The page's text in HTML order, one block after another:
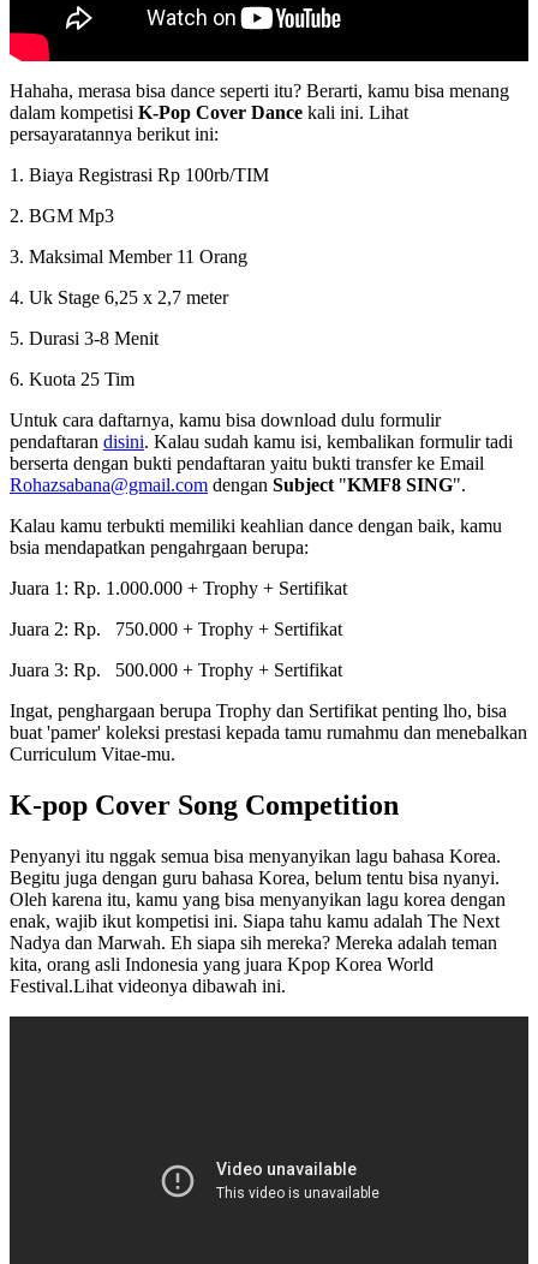
Hahaha, merasa bisa dance seperti itu? Berarti, kamu bisa menang
dalam kompetisi K-Pop Cover Dance kali ini. Lihat
persayaratannya berikut ini:
1. Biaya Registrasi Rp 100rb/TIM
2. BGM Mp3
3. Maksimal Member 11 Orang
4. Uk Stage 6,25 x 2,7 meter
5. Durasi 3-8 Menit
6. Kuota 25 Tim
Untuk cara daftarnya, kamu bisa download dulu formulir
pendaftaran disini. Kalau sudah kamu isi, kembalikan formulir tadi
berserta dengan bukti pendaftaran yaitu bukti transfer ke Email
Rohazsabana@gmail.com dengan Subject "KMF8 SING".
Kalau kamu terbukti memiliki keahlian dance dengan baik, kamu
bsia mendapatkan pengahrgaan berupa:
Juara 1: Rp. 1.000.000 + Trophy + Sertifikat
Juara 2: Rp. 750.000 + Trophy + Sertifikat
Juara 3: Rp. 500.000 + Trophy + Sertifikat
Ingat, penghargaan berupa Trophy dan Sertifikat penting lho, bisa
buat 'pamer' koleksi prestasi kepada tamu rumahmu dan menebalkan
Curriculum Vitae-mu.
K-pop Cover Song Competition
Penyanyi itu nggak semua bisa menyanyikan lagu bahasa Korea.
Begitu juga dengan guru bahasa Korea, belum tentu bisa nyanyi.
Oleh karena itu, kamu yang bisa menyanyikan lagu korea dengan
enak, wajib ikut kompetisi ini. Siapa tahu kamu adalah The Next
Nadya dan Marwah. Eh siapa sih mereka? Mereka adalah teman
kita, orang asli Indonesia yang juara Kpop Korea World
Festival.Lihat videonya dibawah ini.